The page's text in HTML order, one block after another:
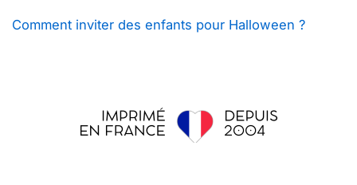
Comment inviter des enfants pour Halloween ?